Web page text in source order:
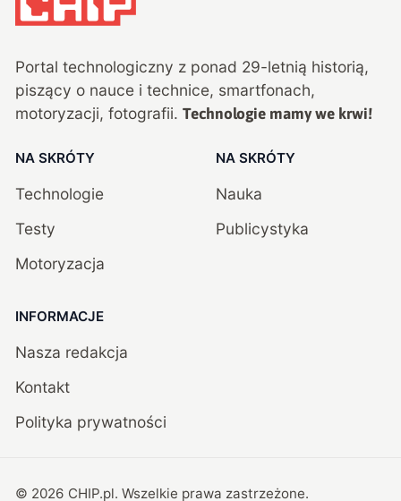
Portal technologiczny z ponad 29-letnią historią,
piszący o nauce i technice, smartfonach,
motoryzacji, fotografii. Technologie mamy we krwi!
NA SKRÓTY
Technologie
Testy
Motoryzacja
NA SKRÓTY
Nauka
Publicystyka
INFORMACJE
Nasza redakcja
Kontakt
Polityka prywatności
© 2026 CHIP.pl. Wszelkie prawa zastrzeżone.